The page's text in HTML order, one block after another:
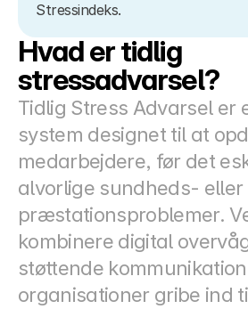
Stressindeks.
Hvad er tidlig
stressadvarsel?
Tidlig Stress Advarsel er
system designet til at
medarbejdere, før det
alvorlige sundheds- eller
præstationsproblemer.
kombinere digital
støttende
organisationer gribe ind